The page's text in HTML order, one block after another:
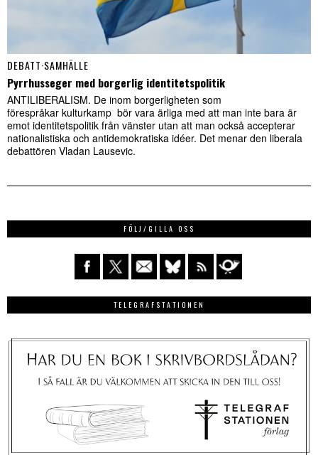
DEBATT·SAMHÄLLE
Pyrrhusseger med borgerlig identitetspolitik
ANTILIBERALISM. De inom borgerligheten som
förespråkar kulturkamp bör vara ärliga med att man inte bara är
emot identitetspolitik från vänster utan att man också accepterar
nationalistiska och antidemokratiska idéer. Det menar den liberala
debattören Vladan Lausevic.
FÖLJ/GILLA OSS
TELEGRAFSTATIONEN